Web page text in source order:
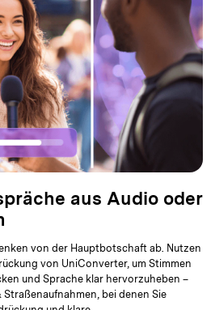
aus Audio oder
von der Hauptbotschaft ab. Nutzen
von UniConverter, um Stimmen
und Sprache klar hervorzuheben –
bei denen Sie